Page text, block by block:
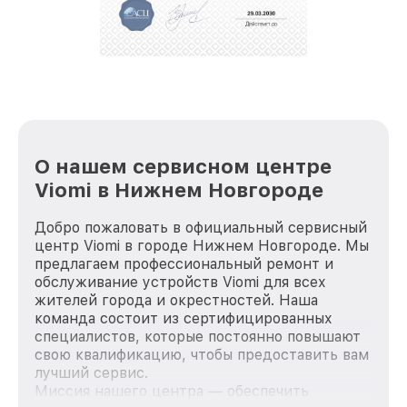
репутацию. Мы постоянно совершенствуемся и
О нашем сервисном центре
Viomi в Нижнем Новгороде
Добро пожаловать в официальный сервисный
центр Viomi в городе Нижнем Новгороде. Мы
предлагаем профессиональный ремонт и
обслуживание устройств Viomi для всех
жителей города и окрестностей. Наша
команда состоит из сертифицированных
специалистов, которые постоянно повышают
свою квалификацию, чтобы предоставить вам
лучший сервис.
Миссия нашего центра — обеспечить